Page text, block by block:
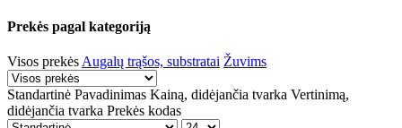
Prekės pagal kategoriją
Visos prekėsAugalų trąšos, substratai Žuvims
Standartinė Pavadinimas Kainą, didėjančia tvarka Vertinimą,
didėjančia tvarka Prekės kodas